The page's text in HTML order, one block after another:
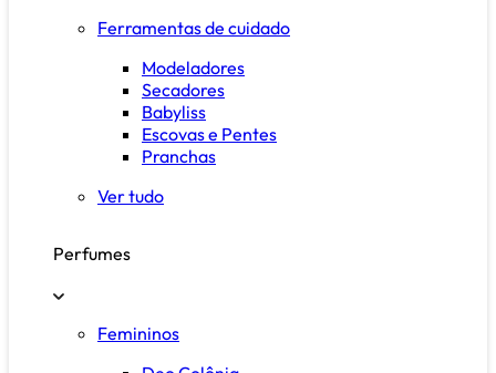
Ferramentas de cuidado
Modeladores
Secadores
Babyliss
Escovas e Pentes
Pranchas
Ver tudo
Perfumes
Femininos